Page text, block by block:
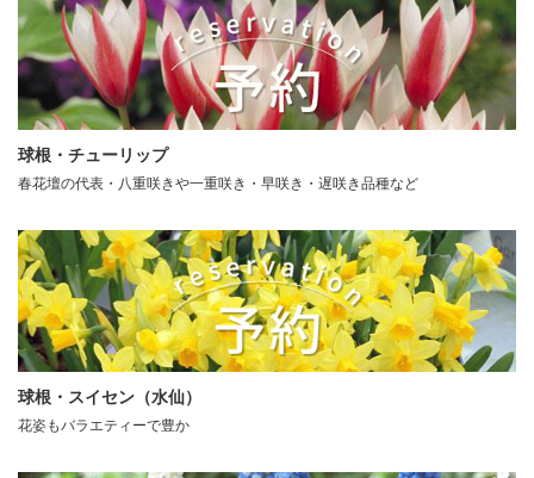
球根・チューリップ
春花壇の代表・八重咲きや一重咲き・早咲き・遅咲き品種など
球根・スイセン（水仙）
花姿もバラエティーで豊か